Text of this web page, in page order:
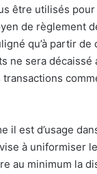
être utilisés
de règlement
qu’à partir de
ne sera décaissé
il est d’usage
à uniformiser
au minimum la